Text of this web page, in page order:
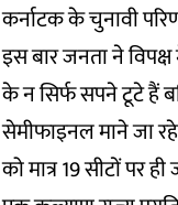
कर्नाटक के चुनावी
इस बार जनता ने
के न सिर्फ सपने टूटे हैं
सेमीफाइनल माने जा
को मात्र 19 सीटों पर